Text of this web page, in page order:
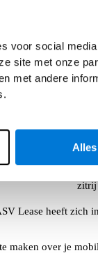
voor social
site met onze
met andere
één
7
De
uit
zitrij
Lease heeft zich
maken over je